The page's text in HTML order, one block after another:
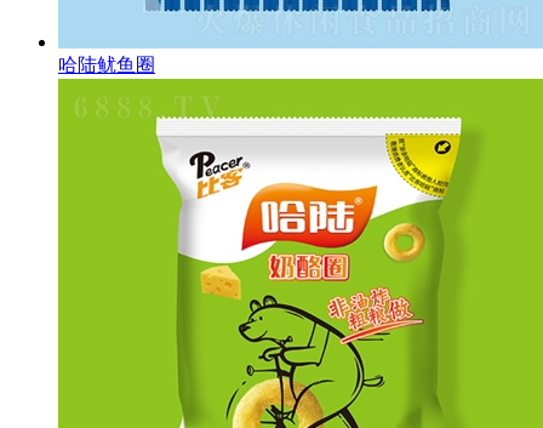
哈陆鱿鱼圈